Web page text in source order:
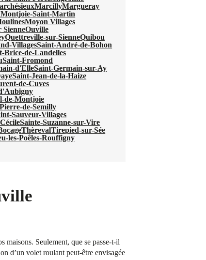
MarcillyMargueray
Montjoie-Saint-Martin
Moyon Villages
SienneOuville
Quettreville-sur-SienneQuibou
VillagesSaint-André-de-Bohon
Brice-de-Landelles
Saint-Fromond
d'ElleSaint-Germain-sur-Ay
Saint-Jean-de-la-Haize
de-Cuves
de-Montjoie
de-Semilly
Sauveur-Villages
Sainte-Suzanne-sur-Vire
ThèrevalTirepied-sur-Sée
les-Poêles-Rouffigny
maisons. Seulement, que se passe-t-il
d’un volet roulant peut-être envisagée